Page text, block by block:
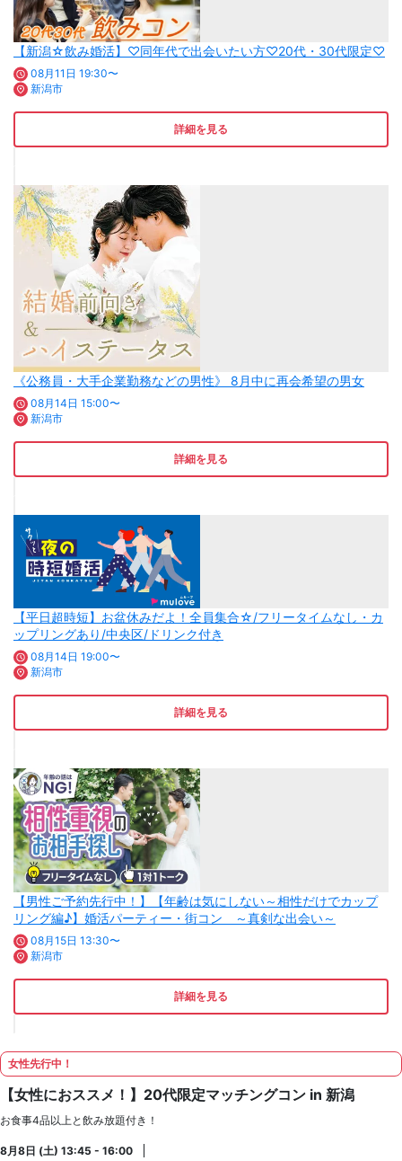
【新潟☆飲み婚活】♡同年代で出会いたい方♡20代・30代限定♡
08月11日 19:30〜
新潟市
詳細を見る
《公務員・大手企業勤務などの男性》 8月中に再会希望の男女
08月14日 15:00〜
新潟市
詳細を見る
【平日超時短】お盆休みだよ！全員集合☆/フリータイムなし・カ
ップリングあり/中央区/ドリンク付き
08月14日 19:00〜
新潟市
詳細を見る
【男性ご予約先行中！】【年齢は気にしない～相性だけでカップ
リング編♪】婚活パーティー・街コン ～真剣な出会い～
08月15日 13:30〜
新潟市
詳細を見る
女性先行中！
【女性におススメ！】20代限定マッチングコン in 新潟
お食事4品以上と飲み放題付き！
8月8日 (土) 13:45 - 16:00